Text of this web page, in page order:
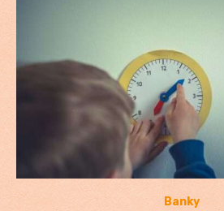
Banky